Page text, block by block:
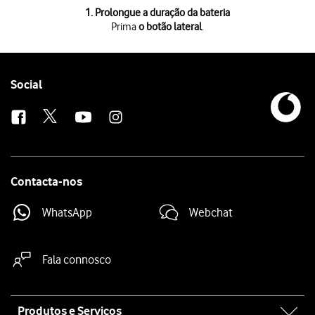
1. Prolongue a duração da bateria
Primao botão lateral.
Clique empercentagem de bateria.
PrimaAtivar
Quando ativa o modo de poupança de energia, a utilização de
Follow
Social
Contacta-nos
WhatsApp Webchat
Fala connosco
Produtos e Serviços